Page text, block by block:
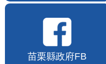
苗栗縣政府FB